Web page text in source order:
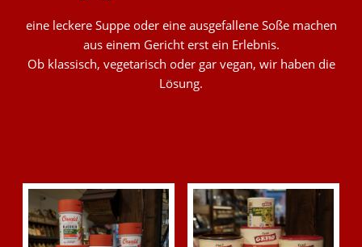
eine leckere Suppe oder eine ausgefallene Soße machen
aus einem Gericht erst ein Erlebnis.
Ob klassisch, vegetarisch oder gar vegan, wir haben die
Lösung.